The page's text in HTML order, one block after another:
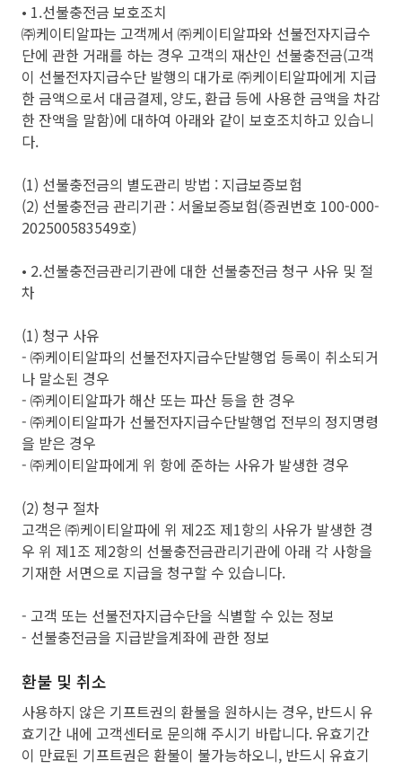
• 1.선불충전금 보호조치
㈜케이티알파는 고객께서 ㈜케이티알파와 선불전자지급수
단에 관한 거래를 하는 경우 고객의 재산인 선불충전금(고객
이 선불전자지급수단 발행의 대가로 ㈜케이티알파에게 지급
한 금액으로서 대금결제, 양도, 환급 등에 사용한 금액을 차감
한 잔액을 말함)에 대하여 아래와 같이 보호조치하고 있습니
다.
(1) 선불충전금의 별도관리 방법 : 지급보증보험
(2) 선불충전금 관리기관 : 서울보증보험(증권번호 100-000-
202500583549호)
• 2.선불충전금관리기관에 대한 선불충전금 청구 사유 및 절
차
(1) 청구 사유
- ㈜케이티알파의 선불전자지급수단발행업 등록이 취소되거
나 말소된 경우
- ㈜케이티알파가 해산 또는 파산 등을 한 경우
- ㈜케이티알파가 선불전자지급수단발행업 전부의 정지명령
을 받은 경우
- ㈜케이티알파에게 위 항에 준하는 사유가 발생한 경우
(2) 청구 절차
고객은 ㈜케이티알파에 위 제2조 제1항의 사유가 발생한 경
우 위 제1조 제2항의 선불충전금관리기관에 아래 각 사항을
기재한 서면으로 지급을 청구할 수 있습니다.
- 고객 또는 선불전자지급수단을 식별할 수 있는 정보
- 선불충전금을 지급받을계좌에 관한 정보
환불 및 취소
사용하지 않은 기프트권의 환불을 원하시는 경우, 반드시 유
효기간 내에 고객센터로 문의해 주시기 바랍니다. 유효기간
이 만료된 기프트권은 환불이 불가능하오니, 반드시 유효기